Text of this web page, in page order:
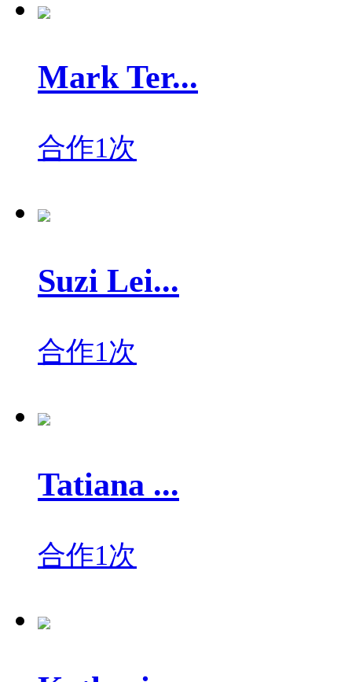
Mark Ter...
合作1次
Suzi Lei...
合作1次
Tatiana ...
合作1次